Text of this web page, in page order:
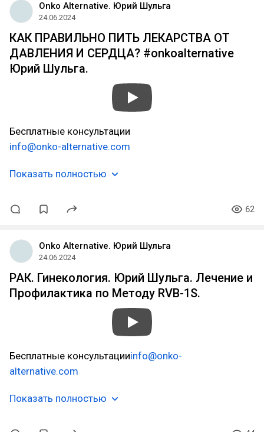
Onko Alternative. Юрий Шульга
24.06.2024
КАК ПРАВИЛЬНО ПИТЬ ЛЕКАРСТВА ОТ
ДАВЛЕНИЯ И СЕРДЦА? #onkoalternative
Юрий Шульга.
Бесплатные консультации
info@onko-alternative.com
Показать полностью
62
Onko Alternative. Юрий Шульга
24.06.2024
РАК. Гинекология. Юрий Шульга. Лечение и
Профилактика по Методу RVB-1S.
Бесплатные консультацииinfo@onko-
alternative.com
Показать полностью